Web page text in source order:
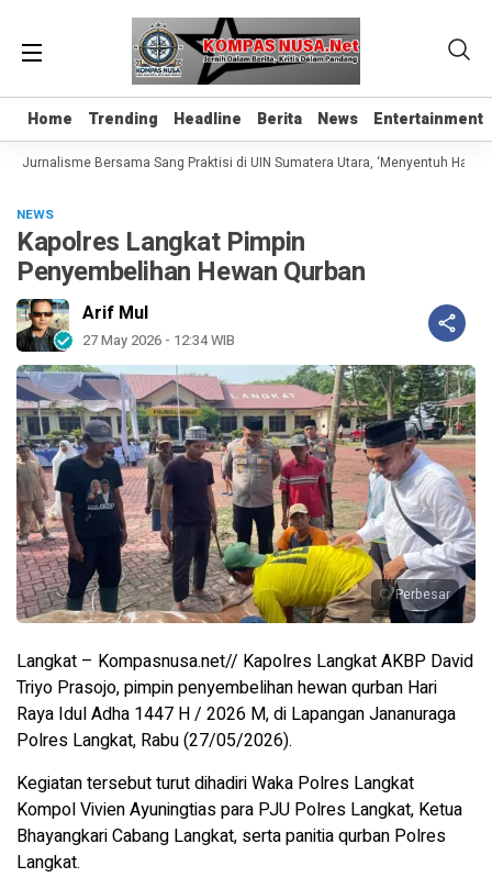
Home Trending Headline Berita News Entertainment
Home Trending Headline Berita News Entertainment
Jurnalisme Bersama Sang Praktisi di UIN Sumatera Utara, ‘Menyentuh Hati
NEWS
Kapolres Langkat Pimpin
Penyembelihan Hewan Qurban
Arif Mul
27 May 2026 - 12:34 WIB
Perbesar
Langkat – Kompasnusa.net// Kapolres Langkat AKBP David
Triyo Prasojo, pimpin penyembelihan hewan qurban Hari
Raya Idul Adha 1447 H / 2026 M, di Lapangan Jananuraga
Polres Langkat, Rabu (27/05/2026).
Kegiatan tersebut turut dihadiri Waka Polres Langkat
Kompol Vivien Ayuningtias para PJU Polres Langkat, Ketua
Bhayangkari Cabang Langkat, serta panitia qurban Polres
Langkat.